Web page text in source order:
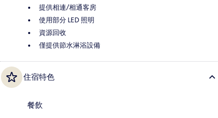
提供相連/相通客房
使用部分 LED 照明
資源回收
僅提供節水淋浴設備
住宿特色
餐飲